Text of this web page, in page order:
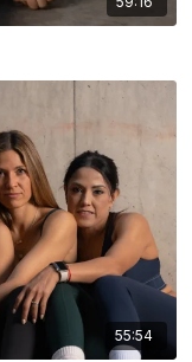
55:54